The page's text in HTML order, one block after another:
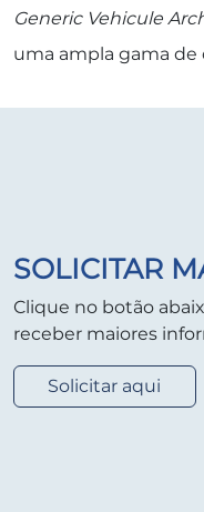
Generic Vehicule
uma ampla gama de
SOLICITAR
Clique no botão
receber maiores
Solicitar aqui